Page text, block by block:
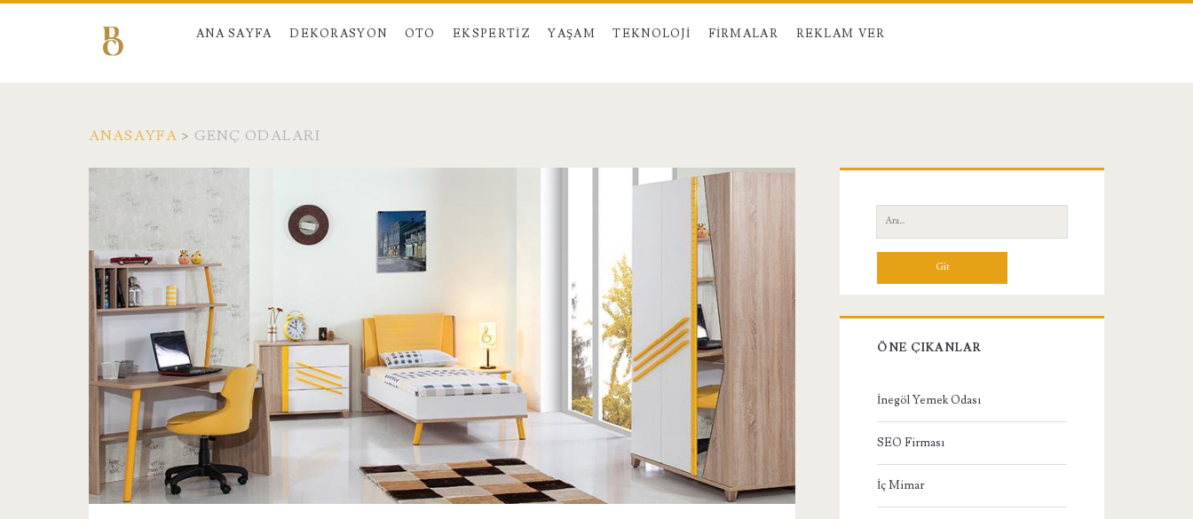
ANA SAYFA DEKORASYON OTO EKSPERTIZ YAŞAM TEKNOLOJI FIRMALAR REKLAM VER
ANASAYFA > GENÇ ODALARI
Etiket:
<span>genç
odaları</span>
Yan
Menü
Ara:
ÖNE ÇIKANLAR
İnegöl Yemek Odası
SEO Firması
İç Mimar